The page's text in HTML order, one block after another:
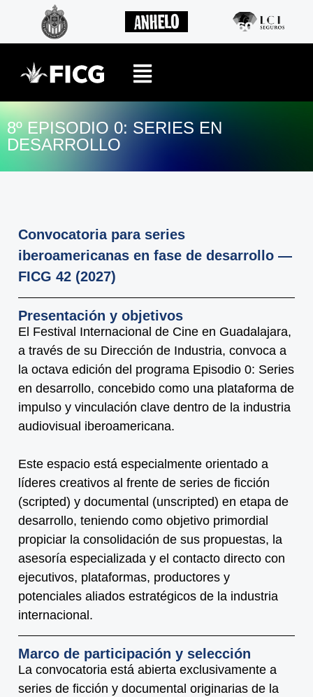
8º EPISODIO 0: SERIES EN
DESARROLLO
Convocatoria para series
iberoamericanas en fase de desarrollo —
FICG 42 (2027)
Presentación y objetivos
El Festival Internacional de Cine en Guadalajara,
a través de su Dirección de Industria, convoca a
la octava edición del programa Episodio 0: Series
en desarrollo, concebido como una plataforma de
impulso y vinculación clave dentro de la industria
audiovisual iberoamericana.
Este espacio está especialmente orientado a
líderes creativos al frente de series de ficción
(scripted) y documental (unscripted) en etapa de
desarrollo, teniendo como objetivo primordial
propiciar la consolidación de sus propuestas, la
asesoría especializada y el contacto directo con
ejecutivos, plataformas, productores y
potenciales aliados estratégicos de la industria
internacional.
Marco de participación y selección
La convocatoria está abierta exclusivamente a
series de ficción y documental originarias de la